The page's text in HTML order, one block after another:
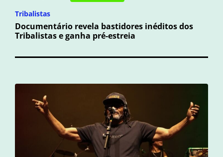
Tribalistas
Documentário revela bastidores inéditos dos
Tribalistas e ganha pré-estreia